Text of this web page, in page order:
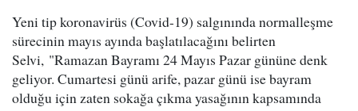
Yeni tip koronavirüs (Covid-19) salgınında normalleşme
sürecinin mayıs ayında başlatılacağını belirten
Selvi, "Ramazan Bayramı 24 Mayıs Pazar gününe denk
geliyor. Cumartesi günü arife, pazar günü ise bayram
olduğu için zaten sokağa çıkma yasağının kapsamında